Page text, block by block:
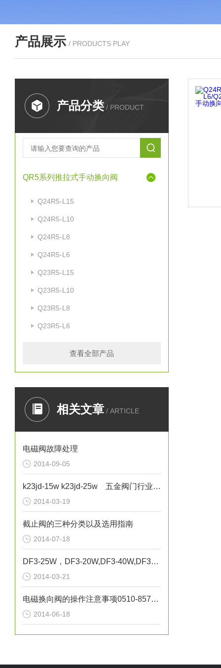
产品展示 / PRODUCTS PLAY
产品分类 / PRODUCT
QR5系列推拉式手动换向阀
Q24R5-L15
Q24R5-L10
Q24R5-L8
Q24R5-L6
Q23R5-L15
Q23R5-L10
Q23R5-L8
Q23R5-L6
查看全部产品
相关文章 / ARTICLE
电磁阀故障处理
2014-09-05
k23jd-15w k23jd-25w 五金阀门行业发展
2014-03-19
截止阀的三种分类以及选用指南
2014-07-18
DF3-25W，DF3-20W,DF3-40W,DF3-50W`无锡市气动元件总厂 正联锁电磁阀
2014-03-21
电磁换向阀的操作注意事项0510-85745374
2014-06-18